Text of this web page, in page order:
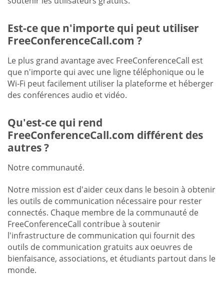
Est-ce que n'importe qui peut utiliser
FreeConferenceCall.com ?
Le plus grand avantage avec FreeConferenceCall est
que n'importe qui avec une ligne téléphonique ou le
Wi-Fi peut facilement utiliser la plateforme et héberger
des conférences audio et vidéo.
Qu'est-ce qui rend
FreeConferenceCall.com différent des
autres ?
Notre communauté.
Notre mission est d'aider ceux dans le besoin à obtenir
les outils de communication nécessaire pour rester
connectés. Chaque membre de la communauté de
FreeConferenceCall contribue à soutenir
l'infrastructure de communication qui fournit des
outils de communication gratuits aux oeuvres de
bienfaisance, associations, et étudiants partout dans le
monde.